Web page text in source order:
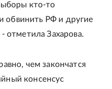
кто-то
обвинить РФ и другие
отметила Захарова.
чем закончатся
консенсус